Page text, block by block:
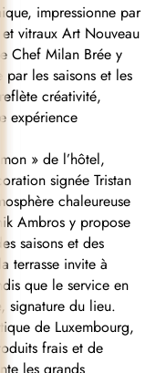
impressionne par
vitraux Art Nouveau
Chef Milan Brée y
les saisons et les
créativité,
expérience
» de l’hôtel,
signée Tristan
chaleureuse
Ambros y propose
saisons et des
terrasse invite à
que le service en
signature du lieu.
de Luxembourg,
frais et de
les grands